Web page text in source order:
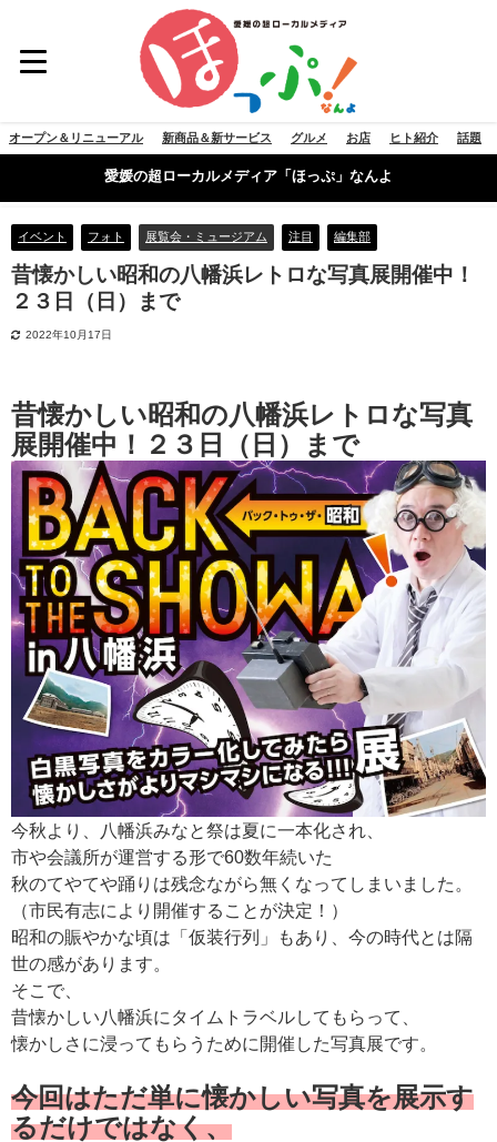
オープン＆リニューアル 新商品＆新サービス グルメ お店 ヒト紹介 話題
愛媛の超ローカルメディア「ほっぷ」なんよ
イベント フォト 展覧会・ミュージアム 注目 編集部
昔懐かしい昭和の八幡浜レトロな写真展開催中！
２３日（日）まで
2022年10月17日
昔懐かしい昭和の八幡浜レトロな写真
展開催中！２３日（日）まで
今秋より、八幡浜みなと祭は夏に一本化され、
市や会議所が運営する形で60数年続いた
秋のてやてや踊りは残念ながら無くなってしまいました。
（市民有志により開催することが決定！）
昭和の賑やかな頃は「仮装行列」もあり、今の時代とは隔
世の感があります。
そこで、
昔懐かしい八幡浜にタイムトラベルしてもらって、
懐かしさに浸ってもらうために開催した写真展です。
今回はただ単に懐かしい写真を展示す
るだけではなく、